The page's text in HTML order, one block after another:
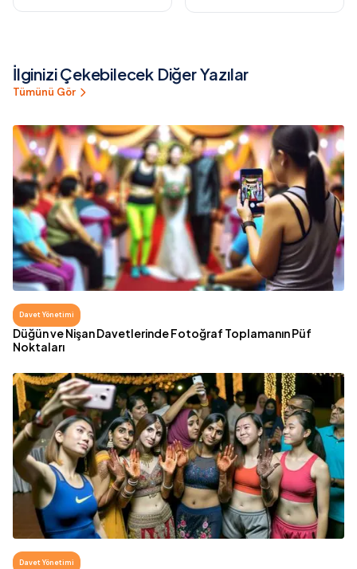
İlginizi Çekebilecek Diğer Yazılar
Tümünü Gör
Davet Yönetimi
Düğün ve Nişan Davetlerinde Fotoğraf Toplamanın Püf
Noktaları
Davet Yönetimi